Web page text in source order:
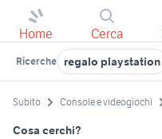
Home Cerca
Ricerche regalo playstation
Subito Console e videogiochi
Cosa cerchi?